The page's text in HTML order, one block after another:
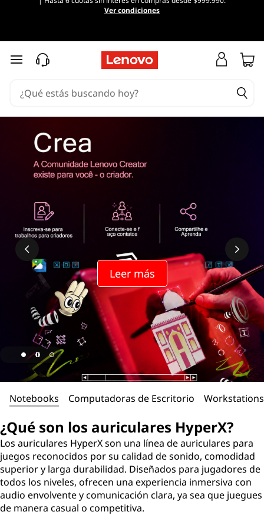
Ver condiciones
Ir al contenido principal
Leer más
Notebooks Computadoras de Escritorio Workstations
¿Qué son los auriculares HyperX?
Los auriculares HyperX son una línea de auriculares para
juegos reconocidos por su calidad de sonido, comodidad
superior y larga durabilidad. Diseñados para jugadores de
todos los niveles, ofrecen una experiencia inmersiva con
audio envolvente y comunicación clara, ya sea que juegues
de manera casual o competitiva.